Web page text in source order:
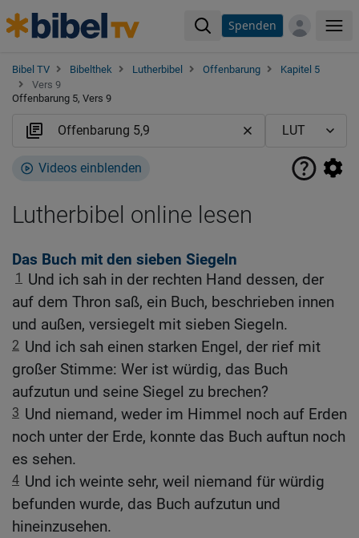
Spenden
Bibel TV Bibelthek Lutherbibel Offenbarung
Kapitel 5
Vers 9
Offenbarung 5, Vers 9
Videos einblenden
Lutherbibel online lesen
Das Buch mit den sieben Siegeln
1
Und ich sah in der rechten Hand dessen, der
auf dem Thron saß, ein Buch, beschrieben innen
und außen, versiegelt mit sieben Siegeln.
2 Und ich sah einen starken Engel, der rief mit
großer Stimme: Wer ist würdig, das Buch
aufzutun und seine Siegel zu brechen?
3 Und niemand, weder im Himmel noch auf Erden
noch unter der Erde, konnte das Buch auftun noch
es sehen.
4 Und ich weinte sehr, weil niemand für würdig
befunden wurde, das Buch aufzutun und
hineinzusehen.